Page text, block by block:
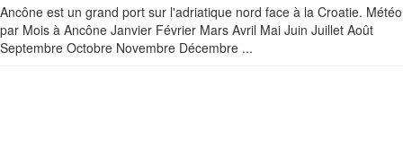
Ancône est un grand port sur l'adriatique nord face à la Croatie. Météo
par Mois à Ancône Janvier Février Mars Avril Mai Juin Juillet Août
Septembre Octobre Novembre Décembre ...